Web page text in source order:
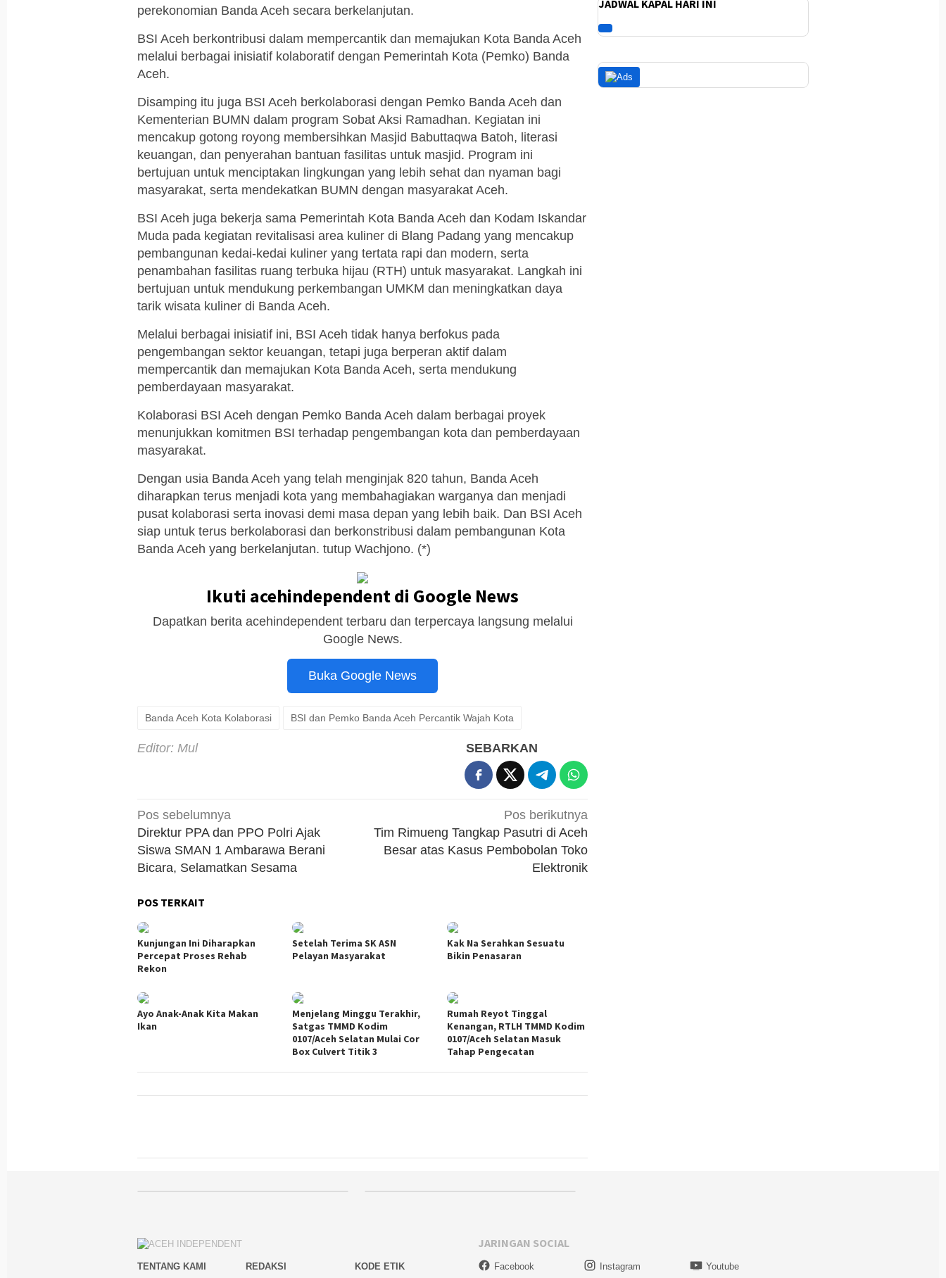
perekonomian Banda Aceh secara berkelanjutan.
BSI Aceh berkontribusi dalam mempercantik dan memajukan Kota Banda Aceh
melalui berbagai inisiatif kolaboratif dengan Pemerintah Kota (Pemko) Banda
Aceh.
Disamping itu juga BSI Aceh berkolaborasi dengan Pemko Banda Aceh dan
Kementerian BUMN dalam program Sobat Aksi Ramadhan. Kegiatan ini
mencakup gotong royong membersihkan Masjid Babuttaqwa Batoh, literasi
keuangan, dan penyerahan bantuan fasilitas untuk masjid. Program ini
bertujuan untuk menciptakan lingkungan yang lebih sehat dan nyaman bagi
masyarakat, serta mendekatkan BUMN dengan masyarakat Aceh.
BSI Aceh juga bekerja sama Pemerintah Kota Banda Aceh dan Kodam Iskandar
Muda pada kegiatan revitalisasi area kuliner di Blang Padang yang mencakup
pembangunan kedai-kedai kuliner yang tertata rapi dan modern, serta
penambahan fasilitas ruang terbuka hijau (RTH) untuk masyarakat. Langkah ini
bertujuan untuk mendukung perkembangan UMKM dan meningkatkan daya
tarik wisata kuliner di Banda Aceh.
Melalui berbagai inisiatif ini, BSI Aceh tidak hanya berfokus pada
pengembangan sektor keuangan, tetapi juga berperan aktif dalam
mempercantik dan memajukan Kota Banda Aceh, serta mendukung
pemberdayaan masyarakat.
Kolaborasi BSI Aceh dengan Pemko Banda Aceh dalam berbagai proyek
menunjukkan komitmen BSI terhadap pengembangan kota dan pemberdayaan
masyarakat.
Dengan usia Banda Aceh yang telah menginjak 820 tahun, Banda Aceh
diharapkan terus menjadi kota yang membahagiakan warganya dan menjadi
pusat kolaborasi serta inovasi demi masa depan yang lebih baik. Dan BSI Aceh
siap untuk terus berkolaborasi dan berkonstribusi dalam pembangunan Kota
Banda Aceh yang berkelanjutan. tutup Wachjono. (*)
Ikuti acehindependent di Google News
Dapatkan berita acehindependent terbaru dan terpercaya langsung melalui
Google News.
Buka Google News
Banda Aceh Kota Kolaborasi BSI dan Pemko Banda Aceh Percantik Wajah Kota
Editor: Mul SEBARKAN
Navigasi
pos
Pos sebelumnya
Direktur PPA dan PPO Polri Ajak
Siswa SMAN 1 Ambarawa Berani
Bicara, Selamatkan Sesama
Pos berikutnya
Tim Rimueng Tangkap Pasutri di Aceh
Besar atas Kasus Pembobolan Toko
Elektronik
POS TERKAIT
Kunjungan Ini Diharapkan
Percepat Proses Rehab
Rekon
Setelah Terima SK ASN
Pelayan Masyarakat
Kak Na Serahkan Sesuatu
Bikin Penasaran
Ayo Anak-Anak Kita Makan
Ikan
Menjelang Minggu Terakhir,
Satgas TMMD Kodim
0107/Aceh Selatan Mulai Cor
Box Culvert Titik 3
Rumah Reyot Tinggal
Kenangan, RTLH TMMD Kodim
0107/Aceh Selatan Masuk
Tahap Pengecatan
JADWAL KAPAL HARI INI
TENTANG KAMI REDAKSI KODE ETIK
JARINGAN SOCIAL
Facebook Instagram Youtube